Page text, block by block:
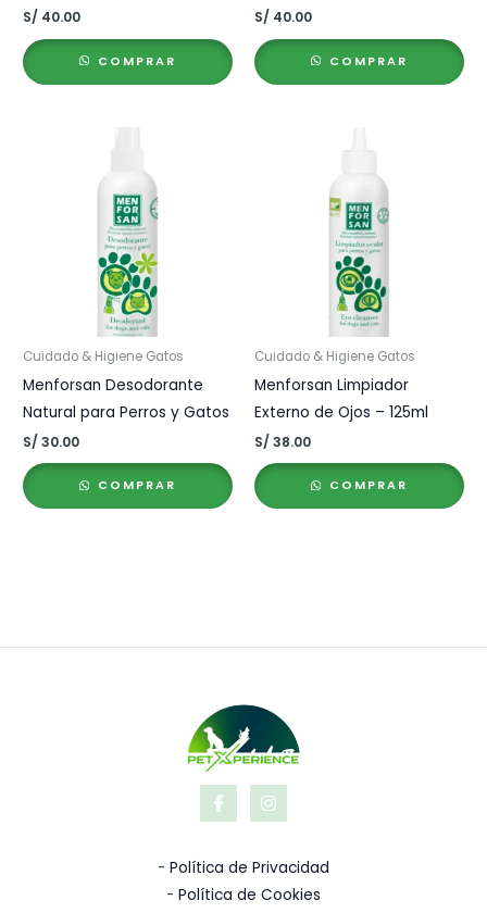
S/ 40.00
COMPRAR
S/ 40.00
COMPRAR
Cuidado & Higiene Gatos
Menforsan Desodorante
Natural para Perros y Gatos
S/ 30.00
COMPRAR
Cuidado & Higiene Gatos
Menforsan Limpiador
Externo de Ojos – 125ml
S/ 38.00
COMPRAR
- Política de Privacidad
- Política de Cookies